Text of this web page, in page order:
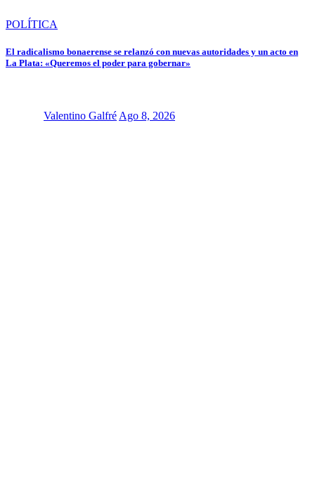
POLÍTICA
El radicalismo bonaerense se relanzó con nuevas autoridades y un acto en
La Plata: «Queremos el poder para gobernar»
Valentino Galfré Ago 8, 2026